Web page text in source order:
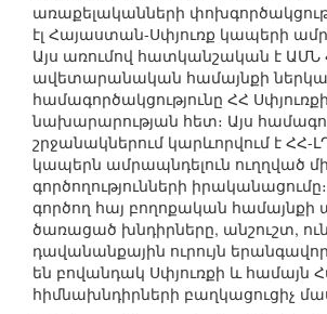
առաքելականների
էլ Հայաստան-Սփյուռք կապերի
Այս առումով հատկանշական է ԱՄՆ
ավետարանական համայնքի
համագործակցությունը ՀՀ Սփյուռքի
նախարարության հետ։ Այս
շրջանակներում կարևորվում է ՀՀ-
կապերն ամրապնդելուն ուղղված
գործողությունների
գործող հայ բողոքական համայնքի
ծառացած խնդիրները, անշուշտ,
դավանանքային ուրույն
են բովանդակ Սփյուռքի և համայն
հիմնախնդիրների բաղկացուցիչ